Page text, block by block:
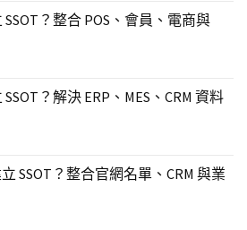
？整合 POS、會員、電商與
？解決 ERP、MES、CRM 資料
SSOT？整合官網名單、CRM 與業